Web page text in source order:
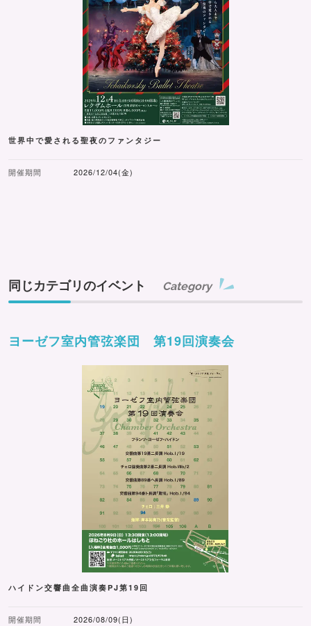
世界中で愛される聖夜のファンタジー
開催期間 2026/12/04(金)
同じカテゴリのイベント Category
ヨーゼフ室内管弦楽団 第19回演奏会
ハイドン交響曲全曲演奏PJ第19回
開催期間 2026/08/09(日)